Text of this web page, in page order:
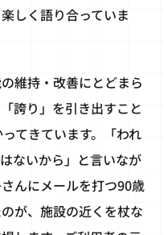
しく語り合っていま
維持・改善にとどまら
誇り」を引き出すこと
てきています。「われ
ないから」と言いなが
んにメールを打つ90歳
が、施設の近くを杖な